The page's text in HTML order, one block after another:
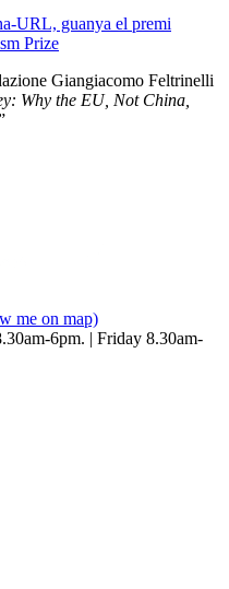
URL, guanya el premi
Prize
Giangiacomo Feltrinelli
Why the EU, Not China,
me on map)
6pm. | Friday 8.30am-